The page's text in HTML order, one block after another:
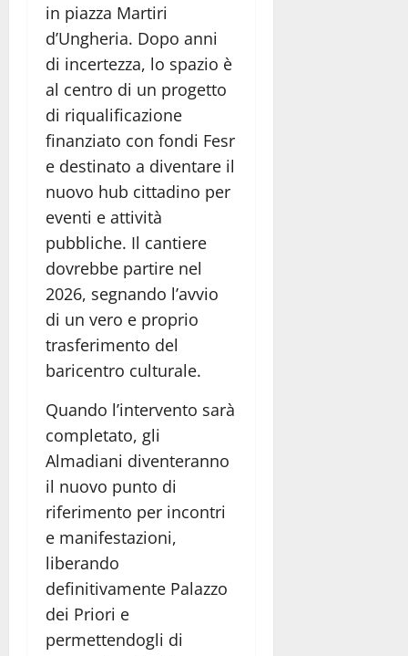
in piazza Martiri
d’Ungheria. Dopo anni
di incertezza, lo spazio è
al centro di un progetto
di riqualificazione
finanziato con fondi Fesr
e destinato a diventare il
nuovo hub cittadino per
eventi e attività
pubbliche. Il cantiere
dovrebbe partire nel
2026, segnando l’avvio
di un vero e proprio
trasferimento del
baricentro culturale.
Quando l’intervento sarà
completato, gli
Almadiani diventeranno
il nuovo punto di
riferimento per incontri
e manifestazioni,
liberando
definitivamente Palazzo
dei Priori e
permettendogli di